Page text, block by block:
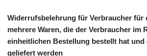
Widerrufsbelehrung für Verbraucher für
mehrere Waren, die der Verbraucher im
einheitlichen Bestellung bestellt hat und
geliefert werden